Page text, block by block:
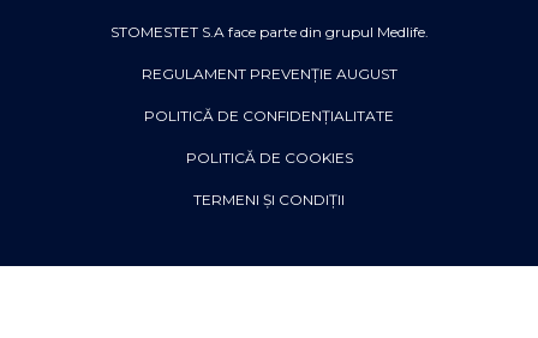
STOMESTET S.A face parte din grupul Medlife.
REGULAMENT PREVENȚIE AUGUST
POLITICĂ DE CONFIDENȚIALITATE
POLITICĂ DE COOKIES
TERMENI ȘI CONDIȚII